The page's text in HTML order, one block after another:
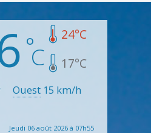
24°C
17°C
Ouest 15 km/h
Jeudi 06 août 2026 à 07h55